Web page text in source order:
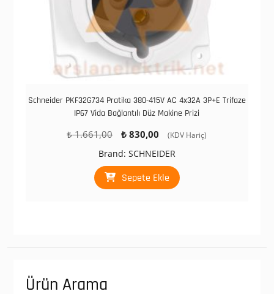
Schneider PKF32G734 Pratika 380-415V AC 4x32A 3P+E Trifaze
IP67 Vida Bağlantılı Düz Makine Prizi
₺1.661,00
Orijinal
fiyat:
₺ 1.661,00.
₺ 830,00
Şu
fiyat:
₺ 830,00.
(KDV Hariç)
Brand: SCHNEIDER
Sepete Ekle
Ürün Arama